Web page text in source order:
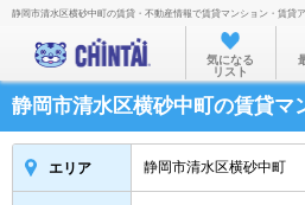
お部屋を探す
沿線
住所か
家賃相
静岡市清水区横砂中町の賃貸・不動産情報で賃貸マンション・賃貸
気になる
リスト
静岡市清水区横砂中町の賃貸マ
エリア 静岡市清水区横砂中町